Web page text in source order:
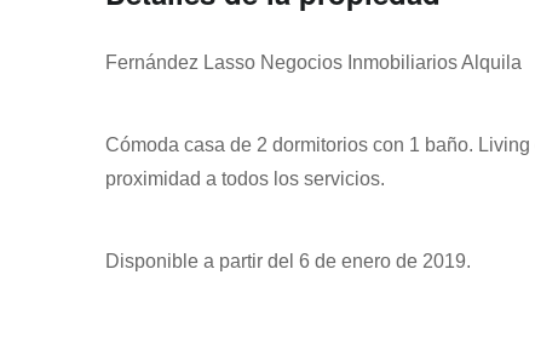
Fernández Lasso Negocios Inmobiliarios Alquila
Cómoda casa de 2 dormitorios con 1 baño.
proximidad a todos los servicios.
Disponible a partir del 6 de enero de 2019.